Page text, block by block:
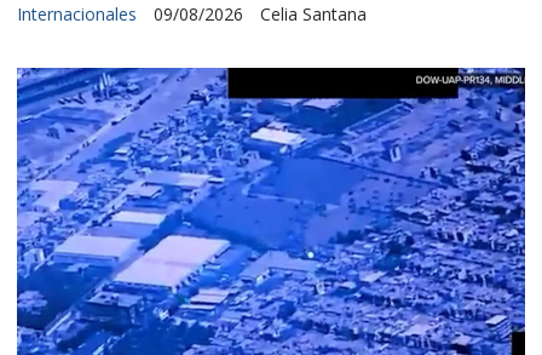
Celia Santana
Internacionales 09/08/2026